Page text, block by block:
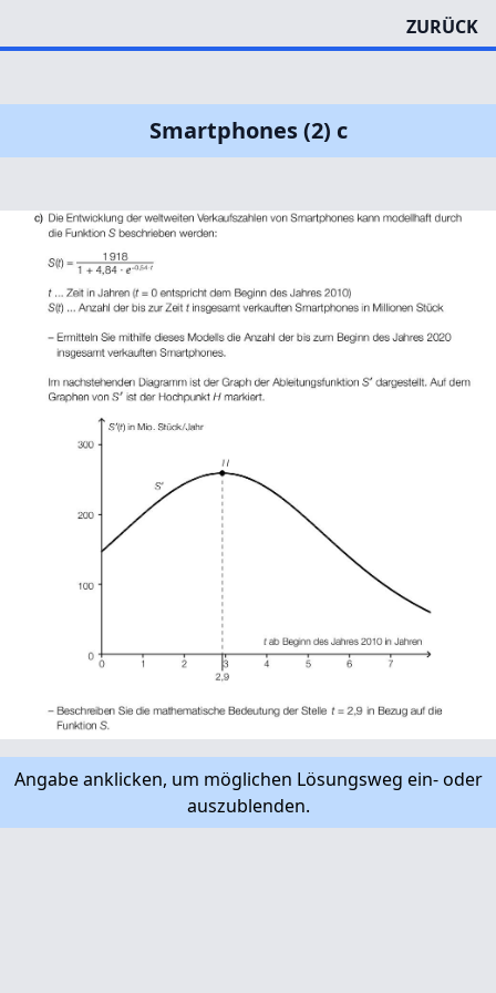
ZURÜCK
Smartphones (2) c
Angabe anklicken, um möglichen Lösungsweg ein- oder
auszublenden.